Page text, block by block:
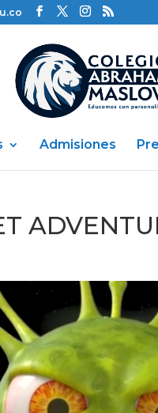
Admisiones